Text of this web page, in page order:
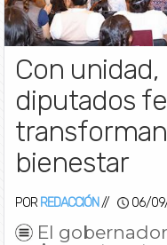
Con
diputados
bienestar
POR REDACCIÓN // 06/
El